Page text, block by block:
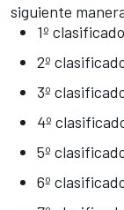
siguiente
1º
2º
3º
4º
5º
6º